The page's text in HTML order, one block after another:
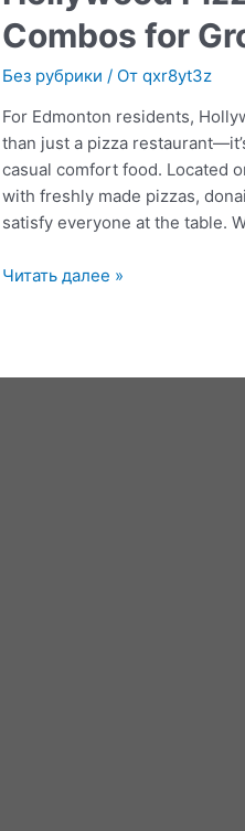
Combos for
Без рубрики / От qxr8yt3z
For Edmonton residents,
than just a pizza
casual comfort food. Located
with freshly made pizzas,
satisfy everyone at the table.
Hollywood
Pizza
Читать далее »